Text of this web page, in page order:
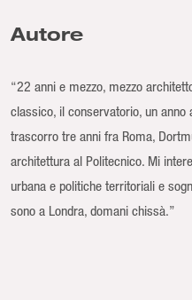
Autore
“22 anni e mezzo, mezzo
classico, il conservatorio, un anno
trascorro tre anni fra Roma,
architettura al Politecnico. Mi
urbana e politiche territoriali e
sono a Londra, domani chissà.”